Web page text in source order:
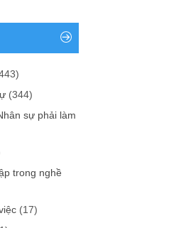
(344)
sự phải làm
trong nghề
(17)